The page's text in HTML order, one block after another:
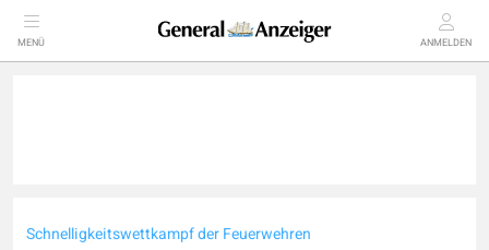
MENÜ ANMELDEN
Schnelligkeitswettkampf der Feuerwehren